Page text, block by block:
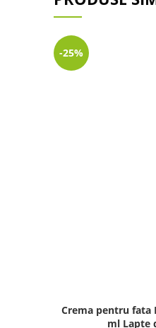
-25%
Crema pentru fata
ml Lapte